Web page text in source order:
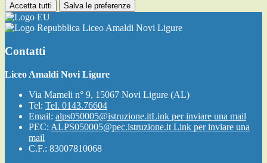
Accetta tutti Salva le preferenze
Liceo Amaldi Novi Ligure
Contatti
Liceo Amaldi Novi Ligure
Via Mameli n° 9, 15067 Novi Ligure (AL)
Tel: Tel. 0143.76604
Email: alps050005@istruzione.itLink per inviare una mail
PEC: ALPS050005@pec.istruzione.it Link per inviare una
mail
C.F.: 83007810068